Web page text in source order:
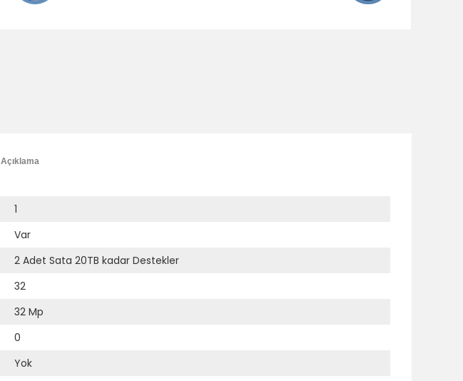
Açıklama
1
Var
2 Adet Sata 20TB kadar Destekler
32
32 Mp
0
Yok